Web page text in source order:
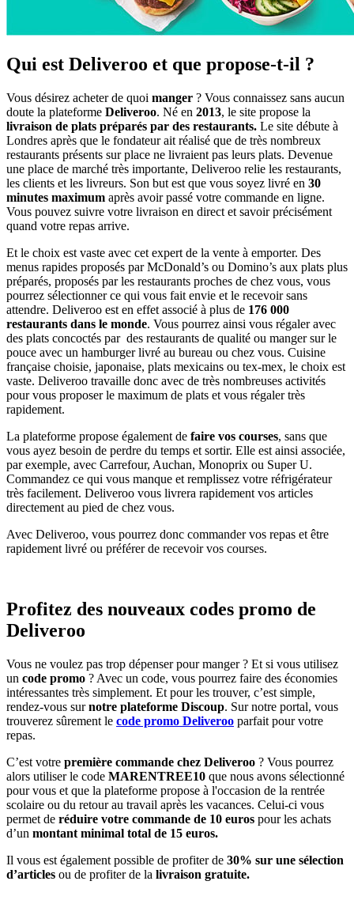
Qui est Deliveroo et que propose-t-il ?
Vous désirez acheter de quoi manger ? Vous connaissez sans aucun
doute la plateforme Deliveroo. Né en 2013, le site propose la
livraison de plats préparés par des restaurants. Le site débute à
Londres après que le fondateur ait réalisé que de très nombreux
restaurants présents sur place ne livraient pas leurs plats. Devenue
une place de marché très importante, Deliveroo relie les restaurants,
les clients et les livreurs. Son but est que vous soyez livré en 30
minutes maximum après avoir passé votre commande en ligne.
Vous pouvez suivre votre livraison en direct et savoir précisément
quand votre repas arrive.
Et le choix est vaste avec cet expert de la vente à emporter. Des
menus rapides proposés par McDonald’s ou Domino’s aux plats plus
préparés, proposés par les restaurants proches de chez vous, vous
pourrez sélectionner ce qui vous fait envie et le recevoir sans
attendre. Deliveroo est en effet associé à plus de 176 000
restaurants dans le monde. Vous pourrez ainsi vous régaler avec
des plats concoctés par des restaurants de qualité ou manger sur le
pouce avec un hamburger livré au bureau ou chez vous. Cuisine
française choisie, japonaise, plats mexicains ou tex-mex, le choix est
vaste. Deliveroo travaille donc avec de très nombreuses activités
pour vous proposer le maximum de plats et vous régaler très
rapidement.
La plateforme propose également de faire vos courses, sans que
vous ayez besoin de perdre du temps et sortir. Elle est ainsi associée,
par exemple, avec Carrefour, Auchan, Monoprix ou Super U.
Commandez ce qui vous manque et remplissez votre réfrigérateur
très facilement. Deliveroo vous livrera rapidement vos articles
directement au pied de chez vous.
Avec Deliveroo, vous pourrez donc commander vos repas et être
rapidement livré ou préférer de recevoir vos courses.
Profitez des nouveaux codes promo de
Deliveroo
Vous ne voulez pas trop dépenser pour manger ? Et si vous utilisez
un code promo ? Avec un code, vous pourrez faire des économies
intéressantes très simplement. Et pour les trouver, c’est simple,
rendez-vous surnotre plateforme Discoup. Sur notre portal, vous
trouverez sûrement le code promo Deliveroo parfait pour votre
repas.
C’est votre première commande chez Deliveroo ? Vous pourrez
alors utiliser le code MARENTREE10 que nous avons sélectionné
pour vous et que la plateforme propose à l'occasion de la rentrée
scolaire ou du retour au travail après les vacances. Celui-ci vous
permet de réduire votre commande de 10 euros pour les achats
d’un montant minimal total de 15 euros.
Il vous est également possible de profiter de 30% sur une sélection
d’articles ou de profiter de la livraison gratuite.